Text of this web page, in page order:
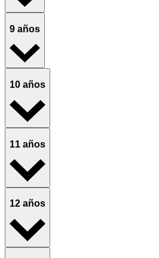
9 años
10 años
11 años
12 años